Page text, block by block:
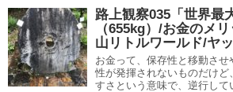
路上観察035「世界最
（655kg）/お金のメ
山リトルワールド/ヤ
お金って、保存性と移動さ
性が発揮されないものだけ
すさという意味で、逆行して